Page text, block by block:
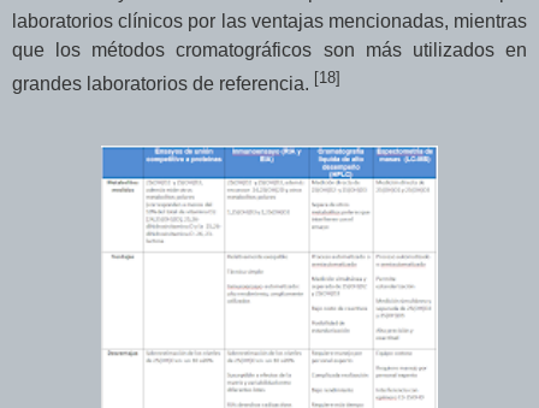
laboratorios clínicos por las ventajas mencionadas, mientras
que los métodos cromatográficos son más utilizados en
grandes laboratorios de referencia. [18]